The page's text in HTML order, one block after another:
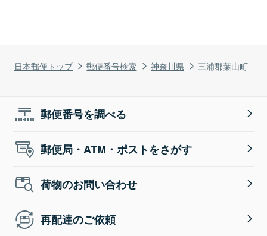
日本郵便トップ 郵便番号検索 神奈川県 三浦郡葉山町
郵便番号を調べる
郵便局・ATM・ポストをさがす
荷物のお問い合わせ
再配達のご依頼